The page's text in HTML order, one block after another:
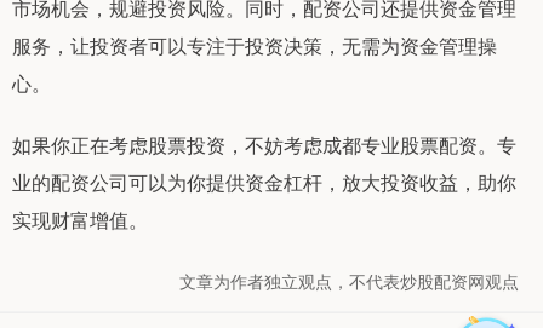
市场机会，规避投资风险。同时，配资公司还提供资金管理
服务，让投资者可以专注于投资决策，无需为资金管理操
心。
如果你正在考虑股票投资，不妨考虑成都专业股票配资。专
业的配资公司可以为你提供资金杠杆，放大投资收益，助你
实现财富增值。
文章为作者独立观点，不代表炒股配资网观点